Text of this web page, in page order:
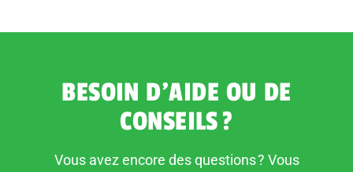
BESOIN D’AIDE OU DE
CONSEILS ?
Vous avez encore des questions ? Vous